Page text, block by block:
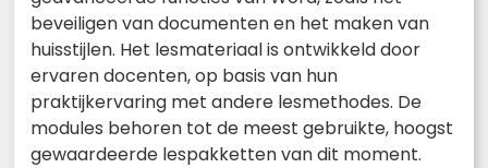
beveiligen van documenten en het maken van
huisstijlen. Het lesmateriaal is ontwikkeld door
ervaren docenten, op basis van hun
praktijkervaring met andere lesmethodes. De
modules behoren tot de meest gebruikte, hoogst
gewaardeerde lespakketten van dit moment.